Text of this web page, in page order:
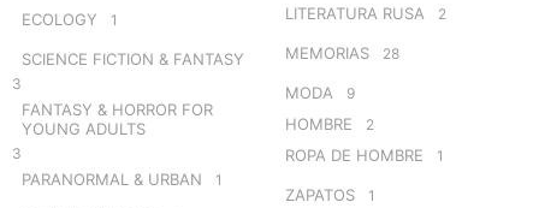
ECOLOGY 1
SCIENCE FICTION & FANTASY
3
FANTASY & HORROR FOR
YOUNG ADULTS
3
PARANORMAL & URBAN 1
LITERATURA RUSA 2
MEMORIAS 28
MODA 9
HOMBRE 2
ROPA DE HOMBRE 1
ZAPATOS 1